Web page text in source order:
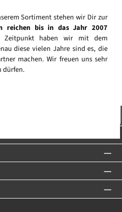
Sortiment stehen wir Dir zur
reichen bis in das Jahr 2007
haben wir mit dem
diese vielen Jahre sind es, die
machen. Wir freuen uns sehr
dürfen.